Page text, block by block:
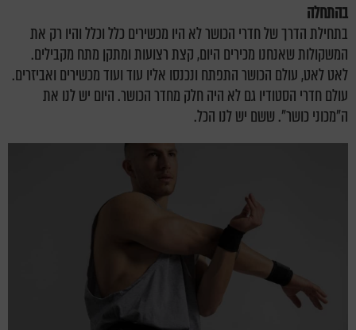
בהתחלה
בתחילת הדרך של חדרי הכושר לא היו מכשירים כלל וכלל והיו רק את
המשקולות שאנחנו מכירים היום, קצת רצועות ומתקן מתח מקבילים.
לאט לאט, עולם הכושר התפתח ונכנסו אליו עוד ועוד מכשירים ואביזרים.
עולם חדרי הסטודיו גם לא היה חלק מחדר הכושר. היום יש לנו את
ה"מכוני כושר". ששם יש לנו הכל.